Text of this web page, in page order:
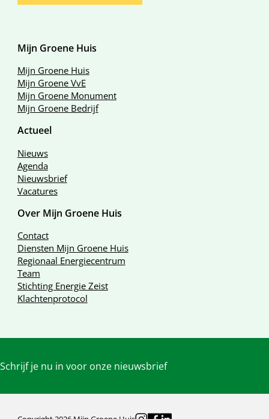
Mijn Groene Huis
Mijn Groene Huis
Mijn Groene VvE
Mijn Groene Monument
Mijn Groene Bedrijf
Actueel
Nieuws
Agenda
Nieuwsbrief
Vacatures
Over Mijn Groene Huis
Contact
Diensten Mijn Groene Huis
Regionaal Energiecentrum
Team
Stichting Energie Zeist
Klachtenprotocol
Schrijf je nu in voor onze nieuwsbrief